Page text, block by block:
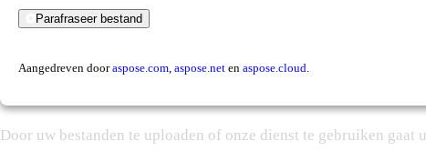
Parafraseer bestand
Aangedreven dooraspose.com aspose.net en aspose.cloud
Door uw bestanden te uploaden of onze dienst te gebruiken gaat